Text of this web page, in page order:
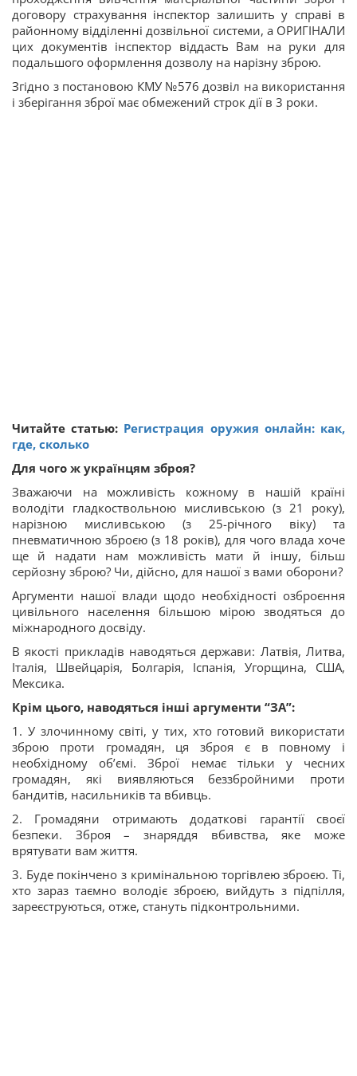
договору страхування інспектор залишить у справі в
районному відділенні дозвільної системи, а ОРИГІНАЛИ
цих документів інспектор віддасть Вам на руки для
подальшого оформлення дозволу на нарізну зброю.
Згідно з постановою КМУ №576 дозвіл на використання
і зберігання зброї має обмежений строк дії в 3 роки.
Читайте статью: Регистрация оружия онлайн: как,
где, сколько
Для чого ж українцям зброя?
Зважаючи на можливість кожному в нашій країні
володіти гладкоствольною мисливською (з 21 року),
нарізною мисливською (з 25-річного віку) та
пневматичною зброєю (з 18 років), для чого влада хоче
ще й надати нам можливість мати й іншу, більш
серйозну зброю? Чи, дійсно, для нашої з вами оборони?
Аргументи нашої влади щодо необхідності озброєння
цивільного населення більшою мірою зводяться до
міжнародного досвіду.
В якості прикладів наводяться держави: Латвія, Литва,
Італія, Швейцарія, Болгарія, Іспанія, Угорщина, США,
Мексика.
Крім цього, наводяться інші аргументи “ЗА”:
1. У злочинному світі, у тих, хто готовий використати
зброю проти громадян, ця зброя є в повному і
необхідному об’ємі. Зброї немає тільки у чесних
громадян, які виявляються беззбройними проти
бандитів, насильників та вбивць.
2. Громадяни отримають додаткові гарантії своєї
безпеки. Зброя – знаряддя вбивства, яке може
врятувати вам життя.
3. Буде покінчено з кримінальною торгівлею зброєю. Ті,
хто зараз таємно володіє зброєю, вийдуть з підпілля,
зареєструються, отже, стануть підконтрольними.